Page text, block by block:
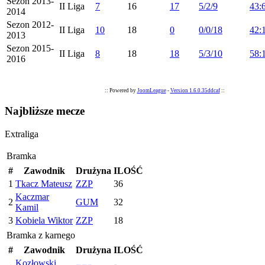
2014
II Liga 7 16 17 5/2/9
Sezon 2012-
2013
II Liga 10 18 0 0/0/18
Sezon 2015-
2016
II Liga 8 18 18 5/3/10
:: Powered by JoomLeague- Version 1.6.0.35ddcaf::
Najbliższe mecze
Extraliga
Bramka
#
Zawodnik Drużyna ILOŚĆ
1 Tkacz Mateusz ZZP
36
2
Kaczmar
Kamil
GUM
32
3 Kobiela Wiktor ZZP
18
Bramka z karnego
#
Zawodnik Drużyna ILOŚĆ
Kozłowski